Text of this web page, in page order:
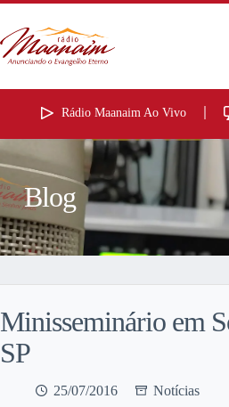
Rádio Maanaim Ao Vivo
Blog
Minisseminário em
SP
25/07/2016 Notícias